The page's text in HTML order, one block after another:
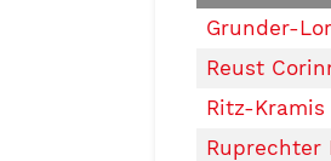
Grunder-
Reust
Ritz-
Ruprechter